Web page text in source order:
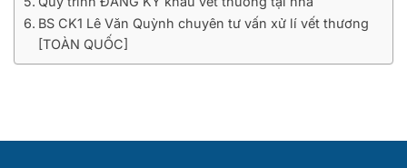
BS CK1 Lê Văn Quỳnh chuyên tư vấn xử lí vết thương
[TOÀN QUỐC]